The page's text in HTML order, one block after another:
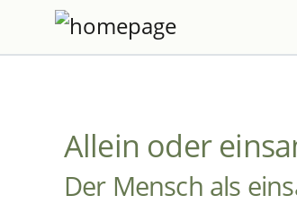
Allein oder
Der Mensch als